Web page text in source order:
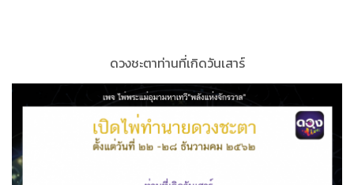
ดวงชะตาท่านที่เกิดวันเสาร์